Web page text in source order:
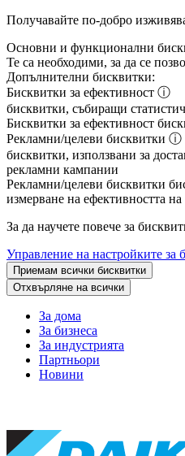
Получавайте по-добро
Основни и функционални
Те са необходими, за да се
Допълнителни бисквитки:
Бисквитки за ефективност ⓘ
бисквитки, събиращи
Бисквитки за ефективност
Рекламни/целеви бисквитки ⓘ
бисквитки, използвани за
рекламни кампании
Рекламни/целеви бисквитки
измерване на ефективността
За да научете повече за
Управление на настройките за
Приемам всички бисквитки
Отхвърляне на всички
За дома
За бизнеса
За индустрията
Партньори
Новини